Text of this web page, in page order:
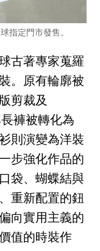
指定門市發售。
古著專家蒐羅
。原有輪廓被
剪裁及
褲被轉化為
則演變為洋裝
步強化作品的
袋、蝴蝶結與
重新配置的鈕
向實用主義的
值的時裝作